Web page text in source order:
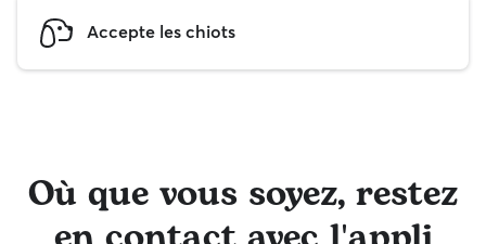
Accepte les chiots
Où que vous soyez, restez